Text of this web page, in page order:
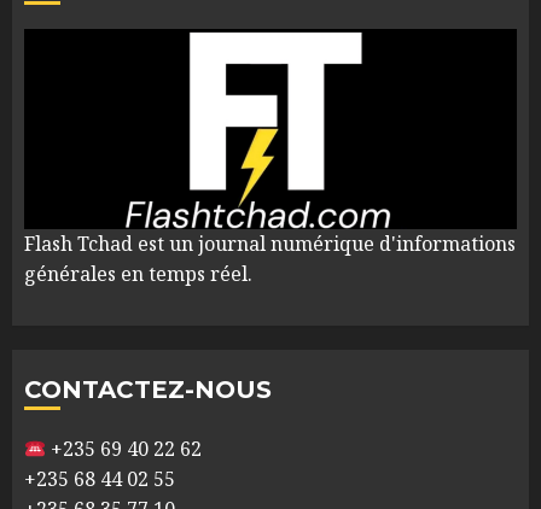
Flash Tchad est un journal numérique d'informations
générales en temps réel.
CONTACTEZ-NOUS
+235 69 40 22 62
+235 68 44 02 55